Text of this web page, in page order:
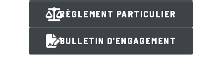
RÈGLEMENT PARTICULIER
BULLETIN D'ENGAGEMENT